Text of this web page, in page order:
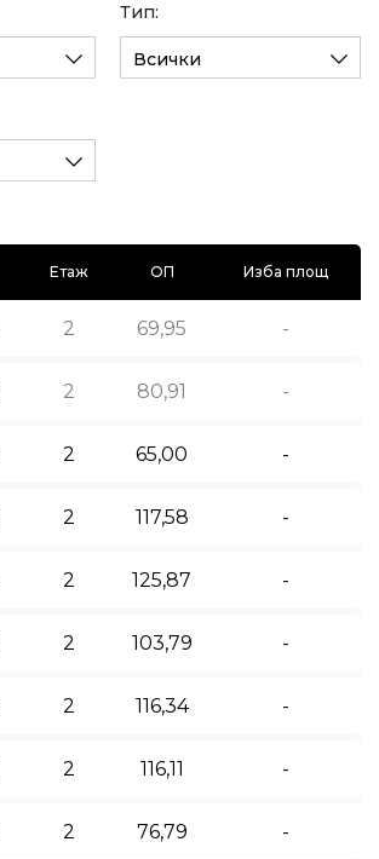
Тип:
Всички
Етаж ОП Изба площ
2 69,95 -
2 80,91 -
2 65,00 -
2 117,58 -
2 125,87 -
2 103,79 -
2 116,34 -
2 116,11 -
2 76,79 -